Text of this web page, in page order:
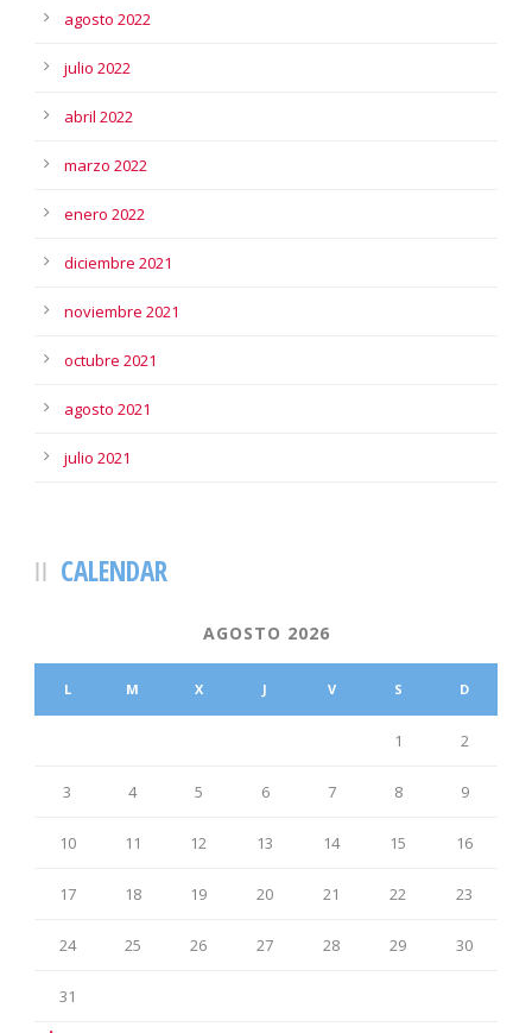
agosto 2022
julio 2022
abril 2022
marzo 2022
enero 2022
diciembre 2021
noviembre 2021
octubre 2021
agosto 2021
julio 2021
CALENDAR
AGOSTO 2026
L M X J V S D
1 2
3 4 5 6 7 8 9
10 11 12 13 14 15 16
17 18 19 20 21 22 23
24 25 26 27 28 29 30
31